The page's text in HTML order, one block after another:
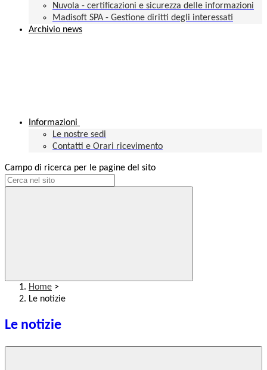
Nuvola - certificazioni e sicurezza delle informazioni
Madisoft SPA - Gestione diritti degli interessati
Archivio news
Informazioni
Le nostre sedi
Contatti e Orari ricevimento
Campo di ricerca per le pagine del sito
Home >
Le notizie
Le notizie